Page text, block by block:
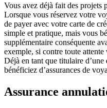
Vous avez déjà fait des projets
Lorsque vous réservez votre
de payer avec votre carte de
simple et pratique, mais vous
supplémentaire conséquente
exemple, si contre toute
Déjà en tant que titulaire d’une
bénéficiez d’assurances de
Assurance